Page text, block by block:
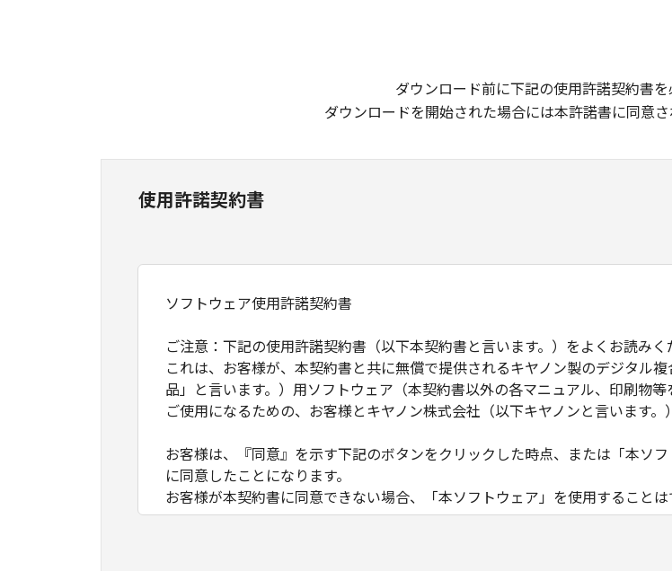
ダウンロード前に下記の使用許諾契約書を
ダウンロードを開始された場合には本許諾書に同意さ
使用許諾契約書
ソフトウェア使用許諾契約書
ご注意：下記の使用許諾契約書（以下本契約書と言います。）をよくお読みく
これは、お客様が、本契約書と共に無償で提供されるキヤノン製のデジタル
品」と言います。）用ソフトウェア（本契約書以外の各マニュアル、印刷物
ご使用になるための、お客様とキヤノン株式会社（以下キヤノンと言います。
お客様は、『同意』を示す下記のボタンをクリックした時点、または「本ソ
に同意したことになります。
お客様が本契約書に同意できない場合、「本ソフトウェア」を使用することは